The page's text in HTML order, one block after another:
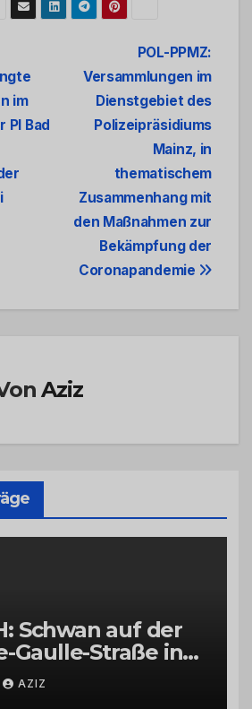
POL-PPMZ:
Versammlungen im
Dienstgebiet des
Polizeipräsidiums
Mainz, in
thematischem
Zusammenhang mit
den Maßnahmen zur
Bekämpfung der
Coronapandemie
im
PI Bad
Aziz
Schwan auf der
Gaulle-Straße in
beeinflusst
AZIZ